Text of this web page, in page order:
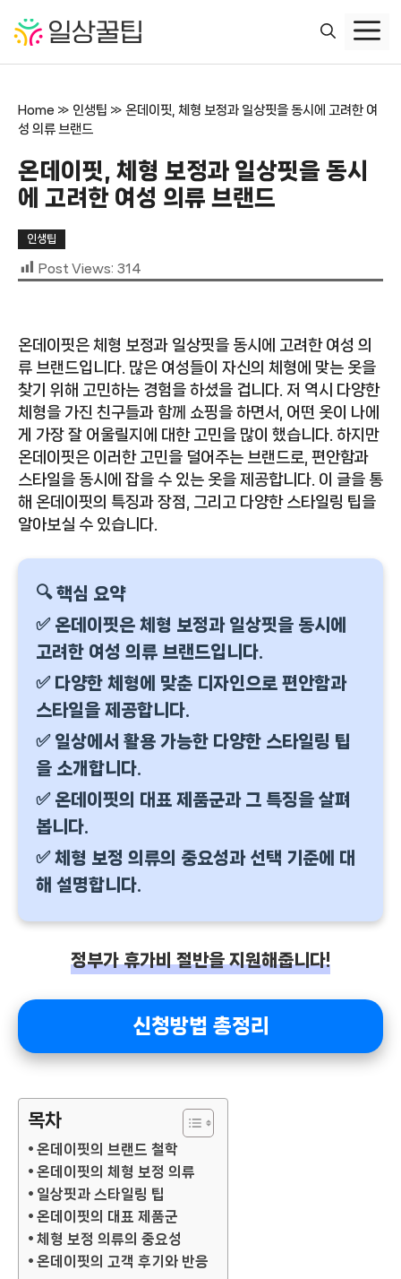
Home » 인생팁 » 온데이핏, 체형 보정과 일상핏을 동시에 고려한 여
성 의류 브랜드
온데이핏, 체형 보정과 일상핏을 동시
에 고려한 여성 의류 브랜드
인생팁
Post Views: 314
온데이핏은 체형 보정과 일상핏을 동시에 고려한 여성 의
류 브랜드입니다. 많은 여성들이 자신의 체형에 맞는 옷을
찾기 위해 고민하는 경험을 하셨을 겁니다. 저 역시 다양한
체형을 가진 친구들과 함께 쇼핑을 하면서, 어떤 옷이 나에
게 가장 잘 어울릴지에 대한 고민을 많이 했습니다. 하지만
온데이핏은 이러한 고민을 덜어주는 브랜드로, 편안함과
스타일을 동시에 잡을 수 있는 옷을 제공합니다. 이 글을 통
해 온데이핏의 특징과 장점, 그리고 다양한 스타일링 팁을
알아보실 수 있습니다.
🔍 핵심 요약
✅ 온데이핏은 체형 보정과 일상핏을 동시에
고려한 여성 의류 브랜드입니다.
✅ 다양한 체형에 맞춘 디자인으로 편안함과
스타일을 제공합니다.
✅ 일상에서 활용 가능한 다양한 스타일링 팁
을 소개합니다.
✅ 온데이핏의 대표 제품군과 그 특징을 살펴
봅니다.
✅ 체형 보정 의류의 중요성과 선택 기준에 대
해 설명합니다.
정부가 휴가비 절반을 지원해줍니다!
신청방법 총정리
목차
온데이핏의 브랜드 철학
온데이핏의 체형 보정 의류
일상핏과 스타일링 팁
온데이핏의 대표 제품군
체형 보정 의류의 중요성
온데이핏의 고객 후기와 반응